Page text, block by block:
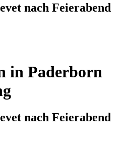
nach Feierabend
in Paderborn
nach Feierabend